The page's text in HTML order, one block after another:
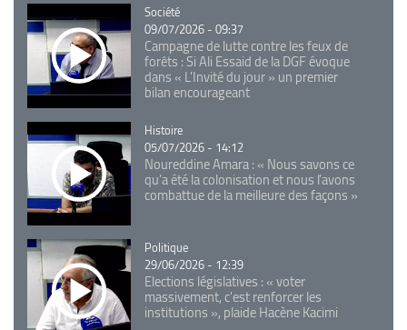
Catégorie
Société
09/07/2026 - 09:37
Campagne de lutte contre les feux de
forêts : Si Ali Essaid de la DGF évoque
dans « L'Invité du jour » un premier
bilan encourageant
Catégorie
Histoire
05/07/2026 - 14:12
Noureddine Amara : « Nous savons ce
qu’a été la colonisation et nous l’avons
combattue de la meilleure des façons »
Catégorie
Politique
29/06/2026 - 12:39
Elections législatives : « voter
massivement, c'est renforcer les
institutions », plaide Hacène Kacimi